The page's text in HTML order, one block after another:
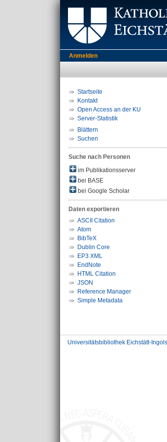
Anmelden
Startseite
Kontakt
Open Access an der KU
Server-Statistik
Blättern
Suchen
Suche nach Personen
im Publikationsserver
bei BASE
bei Google Scholar
Daten exportieren
ASCII Citation
Atom
BibTeX
Dublin Core
EP3 XML
EndNote
HTML Citation
JSON
Reference Manager
Simple Metadata
Universitätsbibliothek Eichstätt-